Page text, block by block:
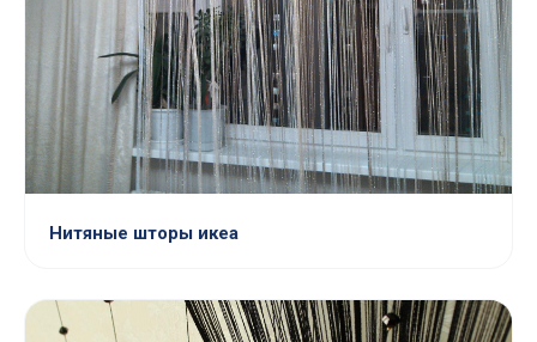
Нитяные шторы икеа